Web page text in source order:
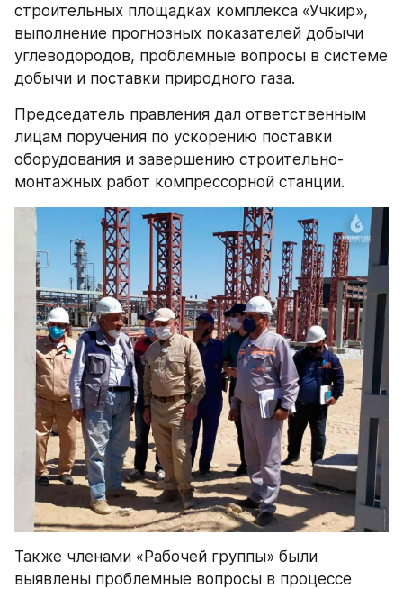
строительных площадках комплекса «Учкир»,
выполнение прогнозных показателей добычи
углеводородов, проблемные вопросы в системе
добычи и поставки природного газа.
Председатель правления дал ответственным
лицам поручения по ускорению поставки
оборудования и завершению строительно-
монтажных работ компрессорной станции.
Также членами «Рабочей группы» были
выявлены проблемные вопросы в процессе